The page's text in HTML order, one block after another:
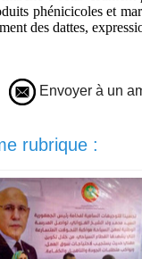
phénicicoles et
des dattes,
Envoyer à un
rubrique :